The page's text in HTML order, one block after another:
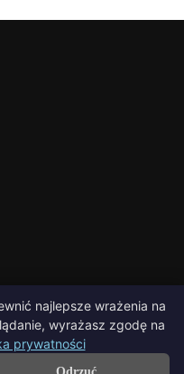
najlepsze wrażenia na
wyrażasz zgodę na
prywatności